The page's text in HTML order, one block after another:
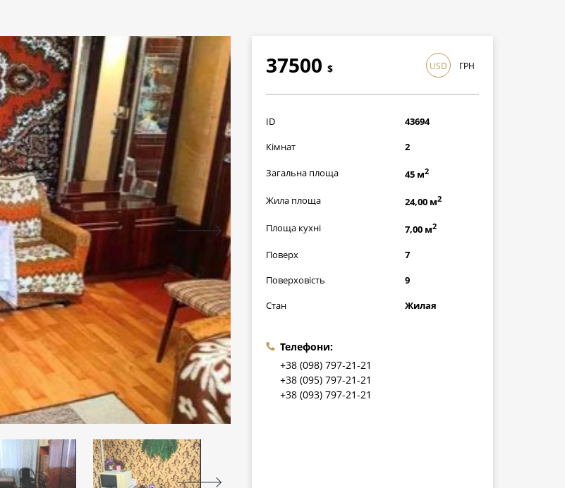
37500 $
1087500грн
USD ГРН
ID
43694
Кімнат
2
Загальна площа 45 м2
Жила площа 24,00 м2
Площа кухні 7,00 м2
Поверх
7
Поверховість
9
Стан
Жилая
Телефони:
+38 (098) 797-21-21
+38 (095) 797-21-21
+38 (093) 797-21-21